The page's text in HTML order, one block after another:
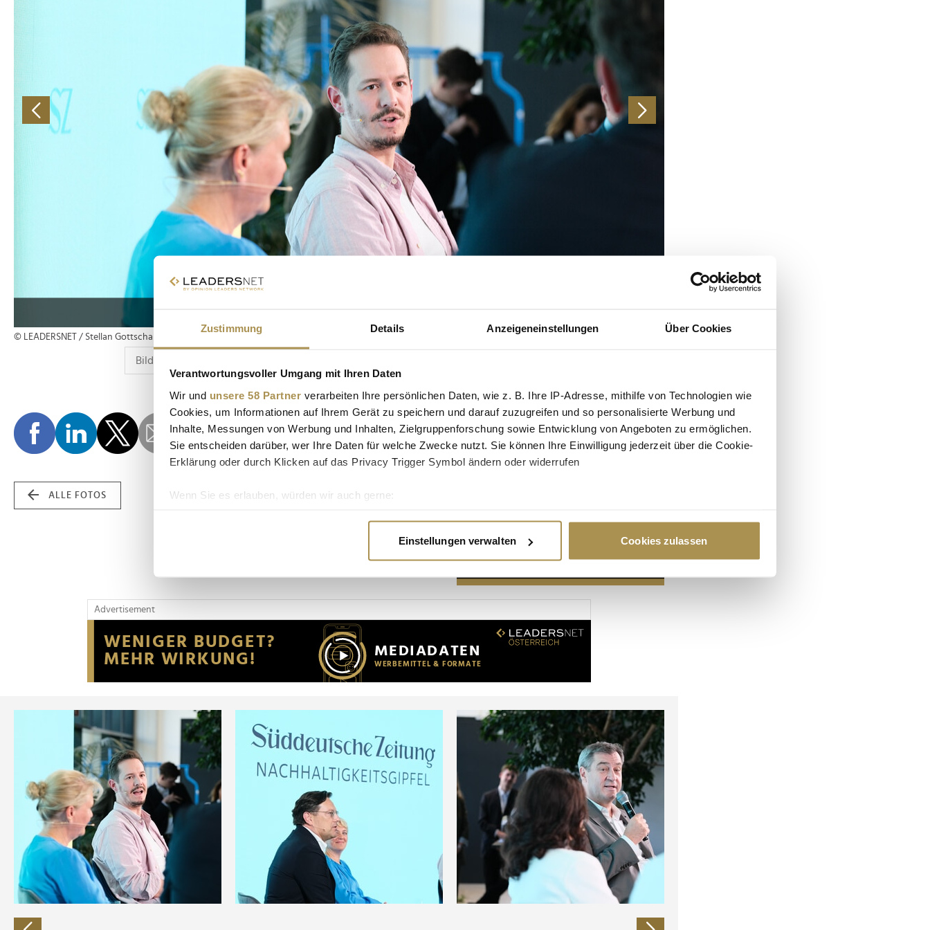
Zustimmung Details Anzeigeneinstellungen Über Cookies
Verantwortungsvoller Umgang mit Ihren Daten
Wir und unsere 58 Partner verarbeiten Ihre persönlichen Daten, wie z. B. Ihre IP-Adresse, mithilfe von Technologien wie
Cookies, um Informationen auf Ihrem Gerät zu speichern und darauf zuzugreifen und so personalisierte Werbung und
Inhalte, Messungen von Werbung und Inhalten, Zielgruppenforschung sowie Entwicklung von Angeboten zu ermöglichen.
Sie entscheiden darüber, wer Ihre Daten für welche Zwecke nutzt. Sie können Ihre Einwilligung jederzeit über die Cookie-
Erklärung oder durch Klicken auf das Privacy Trigger Symbol ändern oder widerrufen
Wenn Sie es erlauben, würden wir auch gerne:
Erfahren Sie mehr darüber, wie Ihre persönlichen Daten verarbeitet werden, und legen Sie Ihre Präferenzen im
Wir verwenden Cookies, um Inhalte und Anzeigen zu personalisieren, Funktionen für soziale Medien anbieten zu können
Website an unsere Partner für soziale Medien, Werbung und Analysen weiter. Unsere Partner führen diese Informationen
möglicherweise mit weiteren Daten zusammen, die Sie ihnen bereitgestellt haben oder die sie im Rahmen Ihrer Nutzung
der Dienste gesammelt haben.
Einstellungen verwalten Cookies zulassen
© LEADERSNET / Stellan Gottschalk
ALLE FOTOS
Advertisement
Advertisement